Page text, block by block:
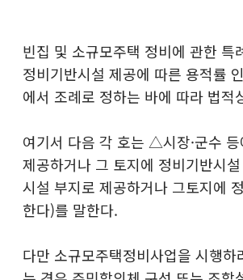
빈집 및 소규모주택 정비에 관한
정비기반시설 제공에 따른 용적률
에서 조례로 정하는 바에 따라 법
여기서 다음 각 호는 △시장·군수
제공하거나 그 토지에 정비기반시
시설 부지로 제공하거나 그토지에
한다)를 말한다.
다만 소규모주택정비사업을 시행